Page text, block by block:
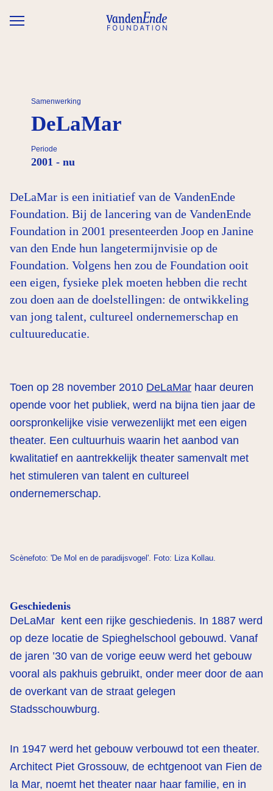
Overslaan en naar de inhoud gaan
Samenwerking
DeLaMar
Periode
2001 - nu
DeLaMar is een initiatief van de VandenEnde
Foundation. Bij de lancering van de VandenEnde
Foundation in 2001 presenteerden Joop en Janine
van den Ende hun langetermijnvisie op de
Foundation. Volgens hen zou de Foundation ooit
een eigen, fysieke plek moeten hebben die recht
zou doen aan de doelstellingen: de ontwikkeling
van jong talent, cultureel ondernemerschap en
cultuureducatie.
Toen op 28 november 2010 DeLaMar haar deuren
opende voor het publiek, werd na bijna tien jaar de
oorspronkelijke visie verwezenlijkt met een eigen
theater. Een cultuurhuis waarin het aanbod van
kwalitatief en aantrekkelijk theater samenvalt met
het stimuleren van talent en cultureel
ondernemerschap.
Scènefoto: 'De Mol en de paradijsvogel'. Foto: Liza Kollau.
Geschiedenis
DeLaMar kent een rijke geschiedenis. In 1887 werd
op deze locatie de Spieghelschool gebouwd. Vanaf
de jaren ’30 van de vorige eeuw werd het gebouw
vooral als pakhuis gebruikt, onder meer door de aan
de overkant van de straat gelegen
Stadsschouwburg.
In 1947 werd het gebouw verbouwd tot een theater.
Architect Piet Grossouw, de echtgenoot van Fien de
la Mar, noemt het theater naar haar familie, en in